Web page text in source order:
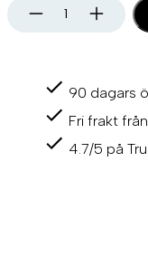
R
90 dagars
Fri frakt
4.7/5 på